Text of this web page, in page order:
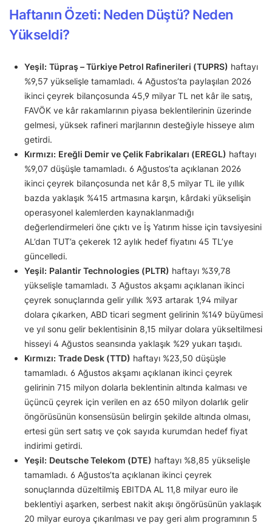
Haftanın Özeti: Neden Düştü? Neden
Yükseldi?
Yeşil: Tüpraş – Türkiye Petrol Rafinerileri (TUPRS) haftayı
%9,57 yükselişle tamamladı. 4 Ağustos’ta paylaşılan 2026
ikinci çeyrek bilançosunda 45,9 milyar TL net kâr ile satış,
FAVÖK ve kâr rakamlarının piyasa beklentilerinin üzerinde
gelmesi, yüksek rafineri marjlarının desteğiyle hisseye alım
getirdi.
Kırmızı: Ereğli Demir ve Çelik Fabrikaları (EREGL) haftayı
%9,07 düşüşle tamamladı. 6 Ağustos’ta açıklanan 2026
ikinci çeyrek bilançosunda net kâr 8,5 milyar TL ile yıllık
bazda yaklaşık %415 artmasına karşın, kârdaki yükselişin
operasyonel kalemlerden kaynaklanmadığı
değerlendirmeleri öne çıktı ve İş Yatırım hisse için tavsiyesini
AL’dan TUT’a çekerek 12 aylık hedef fiyatını 45 TL’ye
güncelledi.
Yeşil: Palantir Technologies (PLTR) haftayı %39,78
yükselişle tamamladı. 3 Ağustos akşamı açıklanan ikinci
çeyrek sonuçlarında gelir yıllık %93 artarak 1,94 milyar
dolara çıkarken, ABD ticari segment gelirinin %149 büyümesi
ve yıl sonu gelir beklentisinin 8,15 milyar dolara yükseltilmesi
hisseyi 4 Ağustos seansında yaklaşık %29 yukarı taşıdı.
Kırmızı: Trade Desk (TTD) haftayı %23,50 düşüşle
tamamladı. 6 Ağustos akşamı açıklanan ikinci çeyrek
gelirinin 715 milyon dolarla beklentinin altında kalması ve
üçüncü çeyrek için verilen en az 650 milyon dolarlık gelir
öngörüsünün konsensüsün belirgin şekilde altında olması,
ertesi gün sert satış ve çok sayıda kurumdan hedef fiyat
indirimi getirdi.
Yeşil: Deutsche Telekom (DTE) haftayı %8,85 yükselişle
tamamladı. 6 Ağustos’ta açıklanan ikinci çeyrek
sonuçlarında düzeltilmiş EBITDA AL 11,8 milyar euro ile
beklentiyi aşarken, serbest nakit akışı öngörüsünün yaklaşık
20 milyar euroya çıkarılması ve pay geri alım programının 5